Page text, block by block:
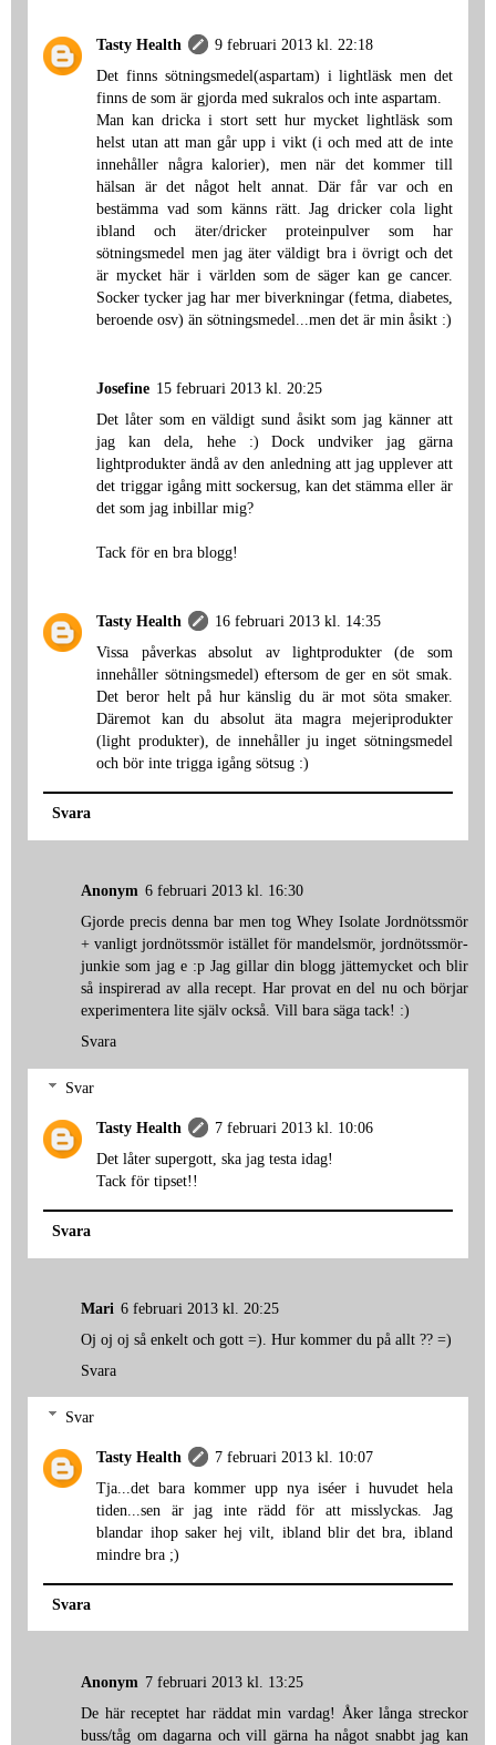
Tasty Health
9 februari 2013 kl. 22:18
Det finns sötningsmedel(aspartam) i lightläsk men det
finns de som är gjorda med sukralos och inte aspartam.
Man kan dricka i stort sett hur mycket lightläsk som
helst utan att man går upp i vikt (i och med att de inte
innehåller några kalorier), men när det kommer till
hälsan är det något helt annat. Där får var och en
bestämma vad som känns rätt. Jag dricker cola light
ibland och äter/dricker proteinpulver som har
sötningsmedel men jag äter väldigt bra i övrigt och det
är mycket här i världen som de säger kan ge cancer.
Socker tycker jag har mer biverkningar (fetma, diabetes,
beroende osv) än sötningsmedel...men det är min åsikt :)
Josefine 15 februari 2013 kl. 20:25
Det låter som en väldigt sund åsikt som jag känner att
jag kan dela, hehe :) Dock undviker jag gärna
lightprodukter ändå av den anledning att jag upplever att
det triggar igång mitt sockersug, kan det stämma eller är
det som jag inbillar mig?
Tack för en bra blogg!
Tasty Health
16 februari 2013 kl. 14:35
Vissa påverkas absolut av lightprodukter (de som
innehåller sötningsmedel) eftersom de ger en söt smak.
Det beror helt på hur känslig du är mot söta smaker.
Däremot kan du absolut äta magra mejeriprodukter
(light produkter), de innehåller ju inget sötningsmedel
och bör inte trigga igång sötsug :)
Svara
Anonym 6 februari 2013 kl. 16:30
Gjorde precis denna bar men tog Whey Isolate Jordnötssmör
+ vanligt jordnötssmör istället för mandelsmör, jordnötssmör-
junkie som jag e :p Jag gillar din blogg jättemycket och blir
så inspirerad av alla recept. Har provat en del nu och börjar
experimentera lite själv också. Vill bara säga tack! :)
Svara
Svar
Tasty Health
7 februari 2013 kl. 10:06
Det låter supergott, ska jag testa idag!
Tack för tipset!!
Svara
Mari 6 februari 2013 kl. 20:25
Oj oj oj så enkelt och gott =). Hur kommer du på allt ?? =)
Svara
Svar
Tasty Health
7 februari 2013 kl. 10:07
Tja...det bara kommer upp nya iséer i huvudet hela
tiden...sen är jag inte rädd för att misslyckas. Jag
blandar ihop saker hej vilt, ibland blir det bra, ibland
mindre bra ;)
Svara
Anonym 7 februari 2013 kl. 13:25
De här receptet har räddat min vardag! Åker långa streckor
buss/tåg om dagarna och vill gärna ha något snabbt jag kan